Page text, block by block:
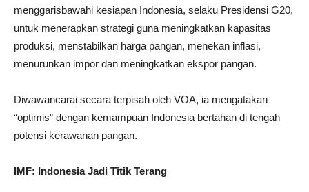
menggarisbawahi kesiapan Indonesia, selaku Presidensi G20,
untuk menerapkan strategi guna meningkatkan kapasitas
produksi, menstabilkan harga pangan, menekan inflasi,
menurunkan impor dan meningkatkan ekspor pangan.
Diwawancarai secara terpisah oleh VOA, ia mengatakan
“optimis” dengan kemampuan Indonesia bertahan di tengah
potensi kerawanan pangan.
IMF: Indonesia Jadi Titik Terang